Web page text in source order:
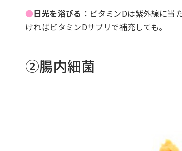
●日光を浴びる ：ビタミンDは紫外線に当
ければビタミンDサプリで補充しても。
②腸内細菌